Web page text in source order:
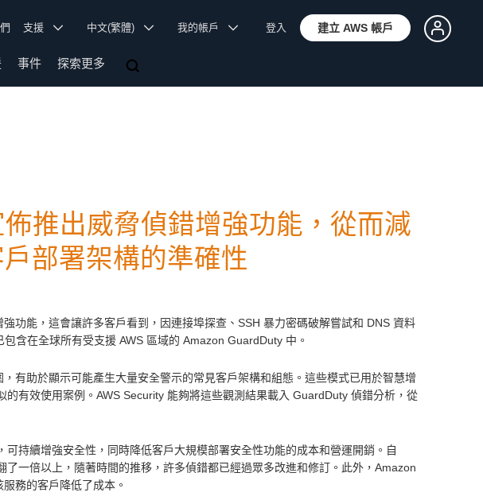
支援 中文(繁體) 我的帳戶 登入 建立 AWS 帳戶
事件 探索更多
推出威脅偵錯增強功能，從而減
部署架構的準確性
功能，這會讓許多客戶看到，因連接埠探查、SSH 暴力密碼破解嘗試和 DNS 資料
含在全球所有受支援 AWS 區域的 Amazon GuardDuty 中。
有助於顯示可能產生大量安全警示的常見客戶架構和組態。這些模式已用於智慧增
有效使用案例。AWS Security 能夠將這些觀測結果載入 GuardDuty 偵錯分析，從
持續增強安全性，同時降低客戶大規模部署安全性功能的成本和營運開銷。自
一倍以上，隨著時間的推移，許多偵錯都已經過眾多改進和修訂。此外，Amazon
務的客戶降低了成本。